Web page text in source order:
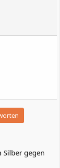
Silber gegen